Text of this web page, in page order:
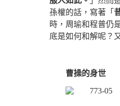
孫權的話，寫著「
時，周瑜和程普仍
底是如何和解呢？
曹操的身世